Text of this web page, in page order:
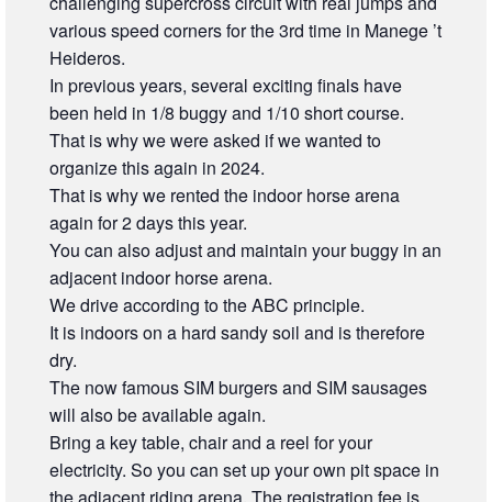
various speed corners for the 3rd time in Manege ’t
Heideros.
In previous years, several exciting finals have
been held in 1/8 buggy and 1/10 short course.
That is why we were asked if we wanted to
organize this again in 2024.
That is why we rented the indoor horse arena
again for 2 days this year.
You can also adjust and maintain your buggy in an
adjacent indoor horse arena.
We drive according to the ABC principle.
It is indoors on a hard sandy soil and is therefore
dry.
The now famous SIM burgers and SIM sausages
will also be available again.
Bring a key table, chair and a reel for your
electricity. So you can set up your own pit space in